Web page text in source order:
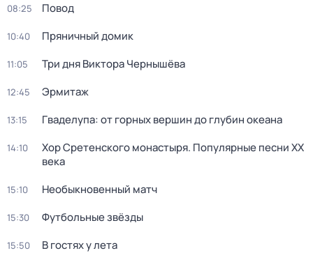
08:25 Повод
10:40 Пряничный домик
11:05 Три дня Виктора Чернышёва
12:45 Эрмитаж
13:15 Гваделупа: от горных вершин до глубин океана
14:10
Хор Сретенского монастыря. Популярные песни XX
века
15:10 Необыкновенный матч
15:30 Футбольные звёзды
15:50 В гостях у лета